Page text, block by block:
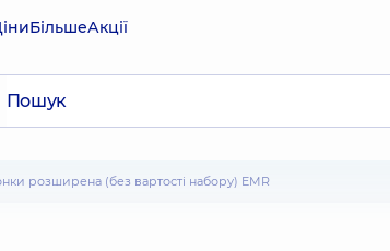
БільшеАкції
розширена (без вартості набору) EMR